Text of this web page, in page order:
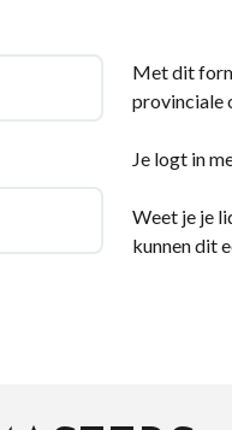
Met dit
provinciale
Je logt in
Weet je je
kunnen dit